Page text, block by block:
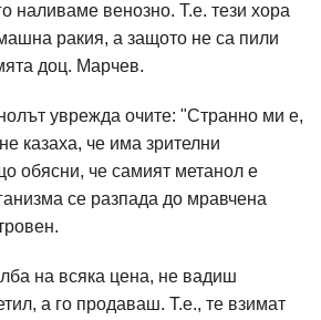
наливаме венозно. Т.е. тези хора
ракия, а защото не са пили
доц. Марчев.
уврежда очите: "Странно ми е,
казаха, че има зрителни
обясни, че самият метанол е
се разпада до мравчена
на всяка цена, не вадиш
а го продаваш. Т.е., те взимат